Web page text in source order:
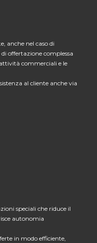
anche nel caso di
offertazione complessa
commerciali e le
al cliente anche via
speciali che riduce il
autonomia
in modo efficiente,